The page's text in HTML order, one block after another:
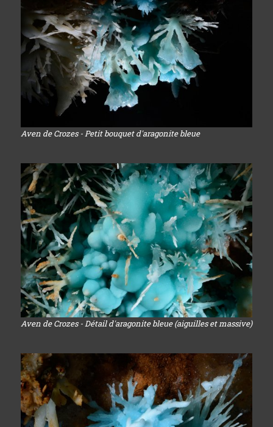
Aven de Crozes - Petit bouquet d'aragonite bleue
Aven de Crozes - Détail d'aragonite bleue (aiguilles et massive)